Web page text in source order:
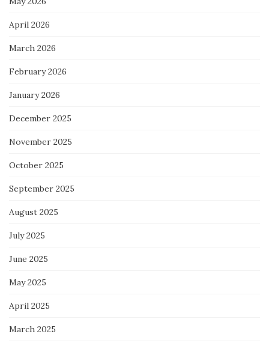
April 2026
March 2026
February 2026
January 2026
December 2025
November 2025
October 2025
September 2025
August 2025
July 2025
June 2025
May 2025
April 2025
March 2025